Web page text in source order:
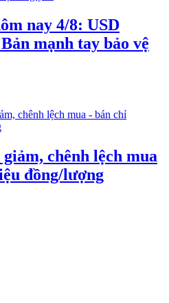
nay 4/8: USD
mạnh tay bảo vệ
chênh lệch mua
đồng/lượng